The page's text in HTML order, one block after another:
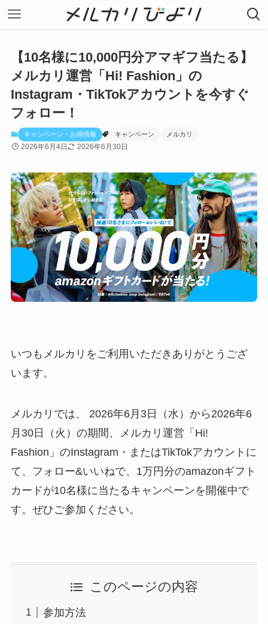
【10名様に10,000円分アマギフ当たる】
メルカリ運営「Hi! Fashion」の
Instagram・TikTokアカウントを今すぐ
フォロー！
キャンペーン・お得情報 キャンペーン メルカリ
2026年6月4日 2026年6月30日
いつもメルカリをご利用いただきありがとうござ
います。
メルカリでは、 2026年6月3日（水）から2026年6
月30日（火）の期間、メルカリ運営「Hi!
Fashion」のInstagram・またはTikTokアカウントに
て、フォロー&いいねで、1万円分のamazonギフト
カードが10名様に当たるキャンペーンを開催中で
す。ぜひご参加ください。
このページの内容
参加方法